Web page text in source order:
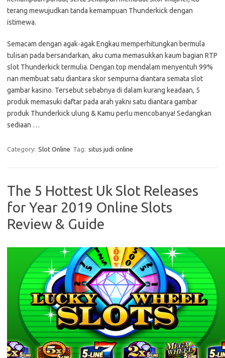
terang mewujudkan tanda kemampuan Thunderkick dengan
istimewa.
Semacam dengan agak-agak Engkau memperhitungkan bermula
tulisan pada bersandarkan, aku cuma memasukkan kaum bagian RTP
slot Thunderkick termulia. Dengan top mendalam menyentuh 99%
nan membuat satu diantara skor sempurna diantara semata slot
gambar kasino. Tersebut sebabnya di dalam kurang keadaan, 5
produk memasuki daftar pada arah yakni satu diantara gambar
produk Thunderkick ulung & Kamu perlu mencobanya! Sedangkan
sediaan …
Category: Slot Online Tag: situs judi online
The 5 Hottest Uk Slot Releases
for Year 2019 Online Slots
Review & Guide